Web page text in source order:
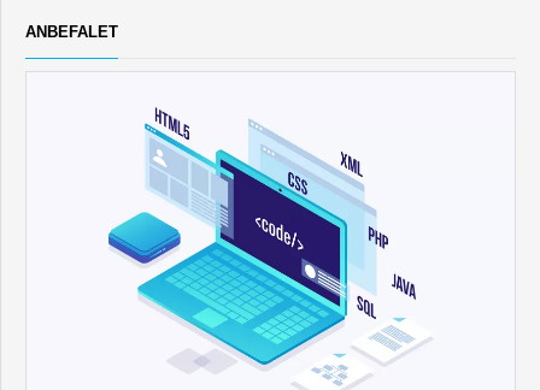
ANBEFALET